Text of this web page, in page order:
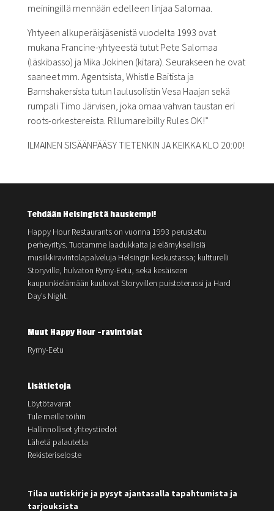
meiningillä mennään edelleen linjaa Salomaa.
Yhtyeen alkuperäisjäsenistä vuodelta 1993 ovat
mukana Francine-yhtyeestä tutut Pete Salomaa
(läskibasso) ja Mika Jokinen (kitara). Seurakseen he ovat
saaneet mm. Agentsista, Whistle Baitista ja
Barnshakersista tutun laulusolistin Vesa Haajan sekä
rumpali Timo Järvisen, joka omaa vahvan taustan eri
roots-orkestereista. Rillumareibilly Rules OK!”
ILMAINEN SISÄÄNPÄÄSY TIETENKIN JA KEIKKA KLO 20:00!
Tehdään Helsingistä hauskempi!
Happy Hour Restaurants on vuonna 1993 perustettu
perheyritys. Tuotamme laadukkaita ja elämyksellisiä
musiikkiravintolapalveluja Helsingin keskustassa; kultturelli
Storyville, hulvaton Rymy-Eetu, sekä kesäiseen
kaupunkielämään kuuluvat Storyvillen puistoterassi ja Hard
Day’s Night.
Muut Happy Hour -ravintolat
Rymy-Eetu
Lisätietoja
Löytötavarat
Tule meille töihin
Hallinnolliset yhteystiedot
Lähetä palautetta
Rekisteriseloste
Tilaa uutiskirje ja pysyt ajantasalla tapahtumista ja
tarjouksista